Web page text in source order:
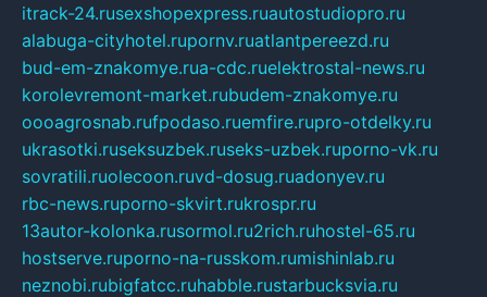
itrack-24.rusexshopexpress.ruautostudiopro.ru
alabuga-cityhotel.rupornv.ruatlantpereezd.ru
bud-em-znakomye.rua-cdc.ruelektrostal-news.ru
korolevremont-market.rubudem-znakomye.ru
oooagrosnab.rufpodaso.ruemfire.rupro-otdelky.ru
ukrasotki.ruseksuzbek.ruseks-uzbek.ruporno-vk.ru
sovratili.ruolecoon.ruvd-dosug.ruadonyev.ru
rbc-news.ruporno-skvirt.rukrospr.ru
13autor-kolonka.rusormol.ru2rich.ruhostel-65.ru
hostserve.ruporno-na-russkom.rumishinlab.ru
neznobi.rubigfatcc.ruhabble.rustarbucksvia.ru